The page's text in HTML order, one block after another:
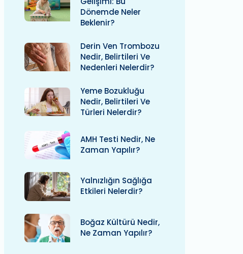
Dönemde Neler
Beklenir?
Derin Ven Trombozu
Nedir, Belirtileri Ve
Nedenleri Nelerdir?
Yeme Bozukluğu
Nedir, Belirtileri Ve
Türleri Nelerdir?
AMH Testi Nedir, Ne
Zaman Yapılır?
Yalnızlığın Sağlığa
Etkileri Nelerdir?
Boğaz Kültürü Nedir,
Ne Zaman Yapılır?